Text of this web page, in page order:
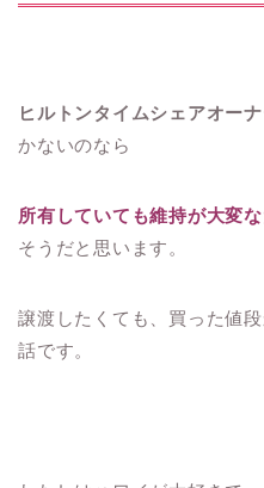
ヒルトンタイムシェアオー
かないのなら
所有していても維持が大変
そうだと思います。
譲渡したくても、買った値
話です。